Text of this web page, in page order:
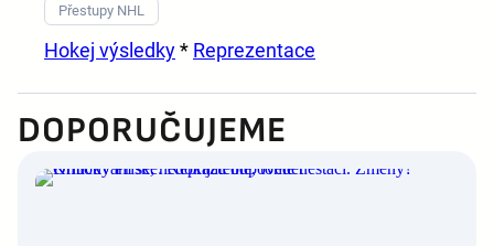
Přestupy NHL
Hokej výsledky* Reprezentace
DOPORUČUJEME